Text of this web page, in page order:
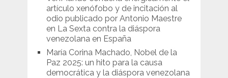
artículo xenófobo y de incitación al
odio publicado por Antonio Maestre
en La Sexta contra la diáspora
venezolana en España
María Corina Machado, Nobel de la
Paz 2025: un hito para la causa
democrática y la diáspora venezolana